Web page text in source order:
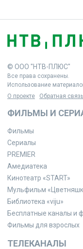
© ООО "НТВ-ПЛЮС"
Все права сохранены.
Использование
О проекте
Обратная связь
ФИЛЬМЫ И
Фильмы
Сериалы
PREMIER
Амедиатека
Кинотеатр «START»
Мульфильм
Библиотека «viju»
Бесплатные каналы и
Фильмы для взрослых
ТЕЛЕКАНАЛЫ